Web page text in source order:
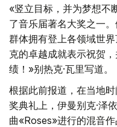
«竖立目标，并为梦想
了音乐届著名大奖之一
群体拥有登上各领域世
克的卓越成就表示祝贺
绩！»别热克·瓦里写道。
根据此前报道，在当地
奖典礼上，伊曼别克·泽
曲«Roses»进行的混音